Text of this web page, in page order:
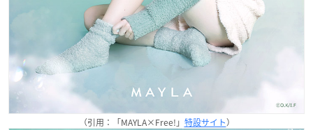
（引用：「MAYLA×Free!」 特設サイト）